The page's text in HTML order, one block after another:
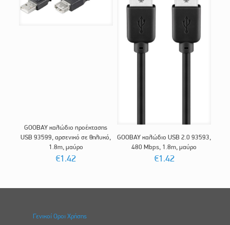
GOOBAY καλώδιο προέκτασης
USB 93599, αρσενικό σε θηλυκό,
1.8m, μαύρο
€1.42
GOOBAY καλώδιο USB 2.0 93593,
480 Mbps, 1.8m, μαύρο
€1.42
Γενικοί Οροι Χρήσης